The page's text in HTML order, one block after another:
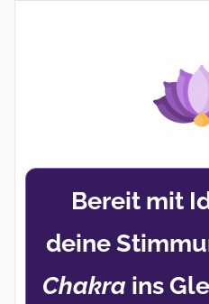
Bereit mit
deine
Chakra ins